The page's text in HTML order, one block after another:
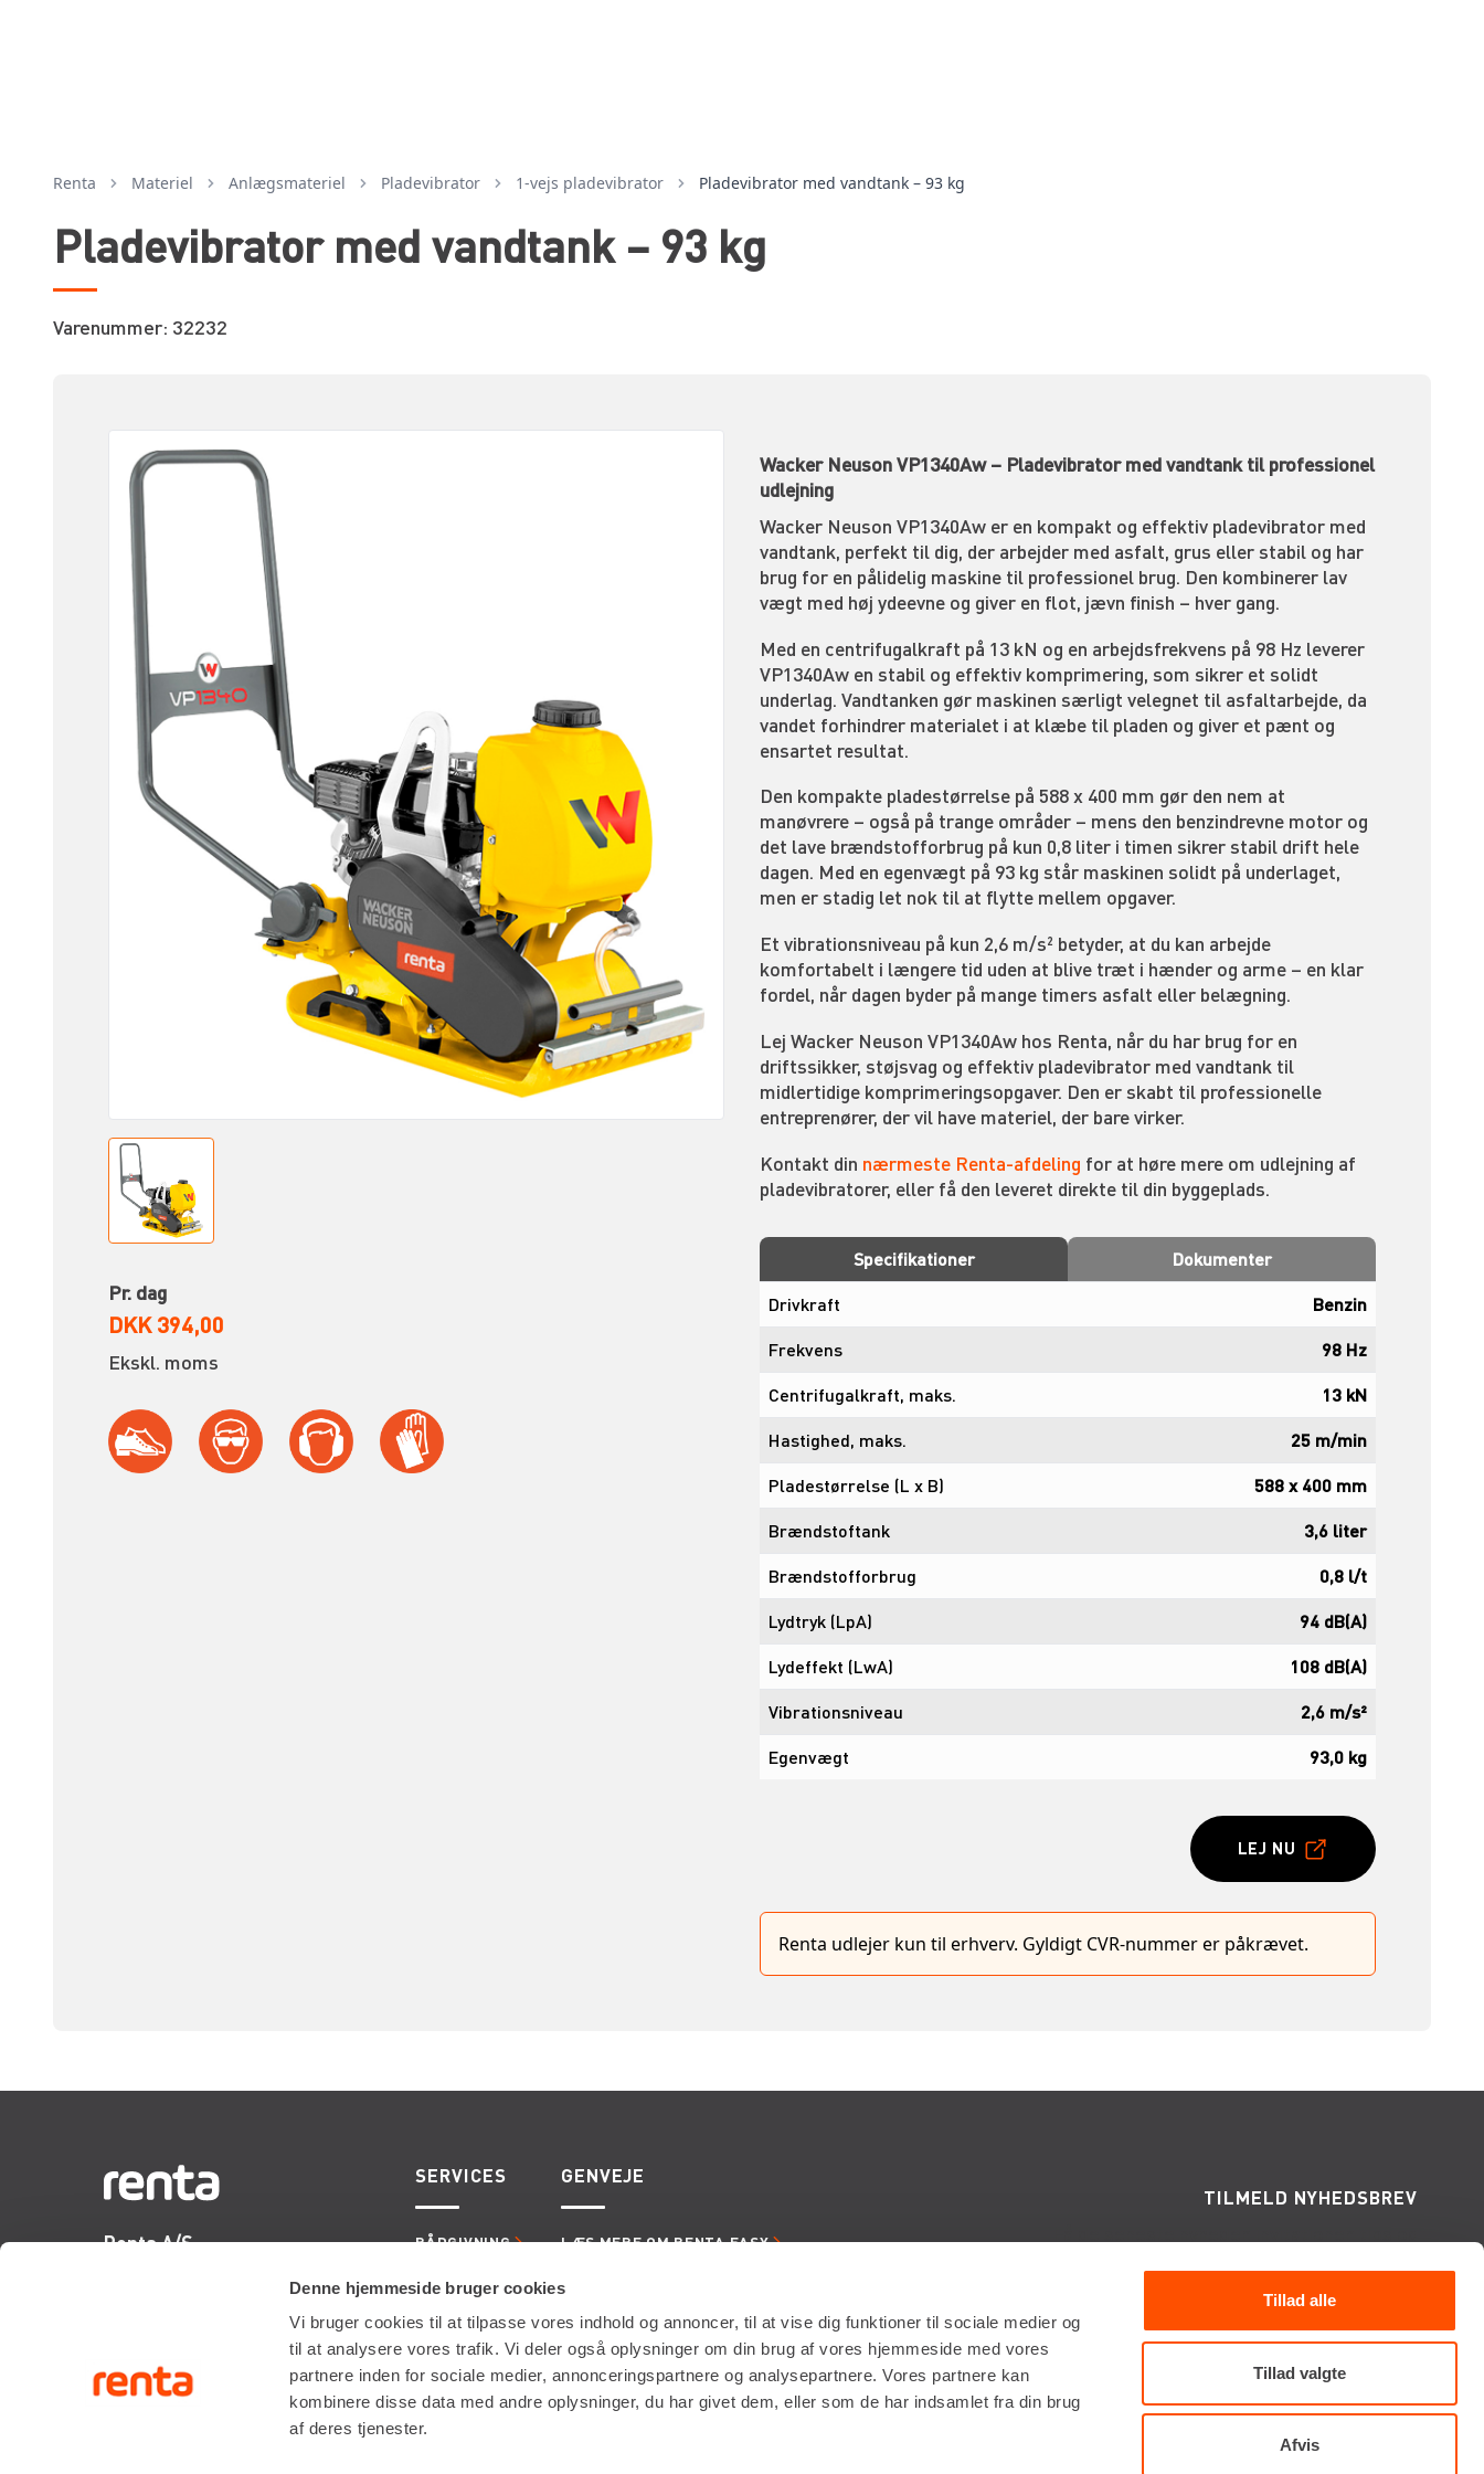
Denne hjemmeside bruger cookies
Vi bruger cookies til at tilpasse vores indhold og annoncer, til at vise dig funktioner til sociale medier og
til at analysere vores trafik. Vi deler også oplysninger om din brug af vores hjemmeside med vores
partnere inden for sociale medier, annonceringspartnere og analysepartnere. Vores partnere kan
kombinere disse data med andre oplysninger, du har givet dem, eller som de har indsamlet fra din brug
af deres tjenester.
Tillad alle
Tillad valgte
Afvis
Renta Materiel anlægsmateriel pladevibrator 1-vejs pladevibrator Pladevibrator med vandtank – 93 kg
Pladevibrator med vandtank – 93 kg
Varenummer: 32232
Pr. dag
DKK 394,00
Ekskl. moms
Wacker Neuson VP1340Aw – Pladevibrator med vandtank til professionel
udlejning
Wacker Neuson VP1340Aw er en kompakt og effektiv pladevibrator med
vandtank, perfekt til dig, der arbejder med asfalt, grus eller stabil og har
brug for en pålidelig maskine til professionel brug. Den kombinerer lav
vægt med høj ydeevne og giver en flot, jævn finish – hver gang.
Med en centrifugalkraft på 13 kN og en arbejdsfrekvens på 98 Hz leverer
VP1340Aw en stabil og effektiv komprimering, som sikrer et solidt
underlag. Vandtanken gør maskinen særligt velegnet til asfaltarbejde, da
vandet forhindrer materialet i at klæbe til pladen og giver et pænt og
ensartet resultat.
Den kompakte pladestørrelse på 588 x 400 mm gør den nem at
manøvrere – også på trange områder – mens den benzindrevne motor og
det lave brændstofforbrug på kun 0,8 liter i timen sikrer stabil drift hele
dagen. Med en egenvægt på 93 kg står maskinen solidt på underlaget,
men er stadig let nok til at flytte mellem opgaver.
Et vibrationsniveau på kun 2,6 m/s² betyder, at du kan arbejde
komfortabelt i længere tid uden at blive træt i hænder og arme – en klar
fordel, når dagen byder på mange timers asfalt eller belægning.
Lej Wacker Neuson VP1340Aw hos Renta, når du har brug for en
driftssikker, støjsvag og effektiv pladevibrator med vandtank til
midlertidige komprimeringsopgaver. Den er skabt til professionelle
entreprenører, der vil have materiel, der bare virker.
Kontakt din nærmeste Renta-afdeling for at høre mere om udlejning af
pladevibratorer, eller få den leveret direkte til din byggeplads.
Specifikationer
Dokumenter
Drivkraft
Benzin
Frekvens
98 Hz
Centrifugalkraft, maks.
13 kN
Hastighed, maks.
25 m/min
Pladestørrelse (L x B)
588 x 400 mm
Brændstoftank
3,6 liter
Brændstofforbrug
0,8 l/t
Lydtryk (LpA)
94 dB(A)
Lydeffekt (LwA)
108 dB(A)
Vibrationsniveau
2,6 m/s²
Egenvægt
93,0 kg
LEJ NU
Renta udlejer kun til erhverv. Gyldigt CVR-nummer er påkrævet.
Renta A/S
E-mail: info@renta.dk
CVR-nummer: 29416796
SERVICES
RÅDGIVNING
LIFTOPMÅLING
GENVEJE
LÆS MERE OM RENTA EASY
LEJE- OG LEVERINGSBETINGELSER
TILMELD NYHEDSBREV